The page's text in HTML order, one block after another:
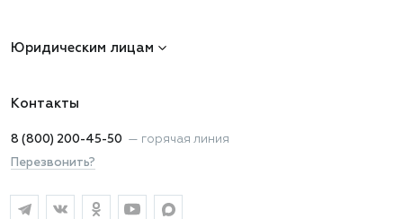
Юридическим лицам
Контакты
8 (800) 200-45-50 — горячая линия
Перезвонить?